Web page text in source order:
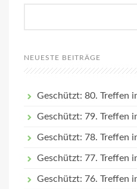
NEUESTE BEITRÄGE
Geschützt: 80. Treffen
Geschützt: 79. Treffen
Geschützt: 78. Treffen
Geschützt: 77. Treffen
Geschützt: 76. Treffen